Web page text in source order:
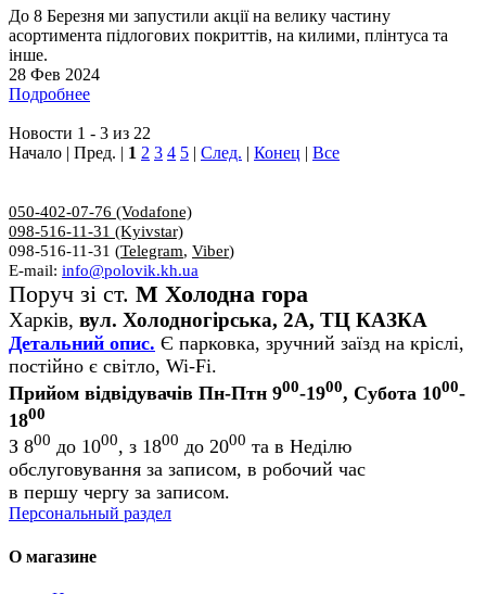
До 8 Березня ми запустили акції на велику частину
асортимента підлогових покриттів, на килими, плінтуса та
інше.
28 Фев 2024
Подробнее
Новости 1 - 3 из 22
Начало | Пред. | 1 2 3 4 5 | След. | Конец | Все
050-402-07-76 (Vodafone)
098-516-11-31 (Kyivstar)
098-516-11-31 (Telegram, Viber)
E-mail: info@polovik.kh.ua
Поруч зі ст. М Холодна гора
Харків, вул. Холодногірська, 2А, ТЦ КАЗКА
Детальний опис. Є парковка, зручний заїзд на кріслі,
постійно є світло, Wi-Fi.
Прийом відвідувачів Пн-Птн 900-1900, Субота 1000-
1800
З 800 до 1000, з 1800 до 2000 та в Неділю
обслуговування за записом, в робочий час
в першу чергу за записом.
Персональный раздел
О магазине